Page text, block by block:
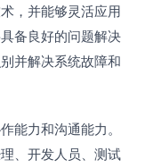
，并能够灵活应用
备良好的问题解决
并解决系统故障和
能力和沟通能力。
、开发人员、测试